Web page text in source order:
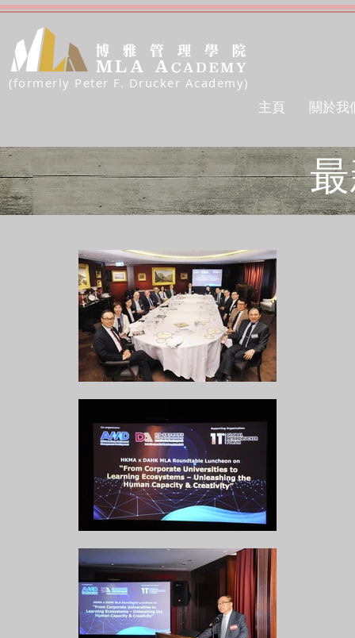
(formerly Peter F. Drucker Academy)
主頁 關於我